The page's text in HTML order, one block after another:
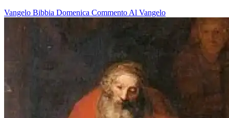
Vangelo Bibbia Domenica Commento Al Vangelo